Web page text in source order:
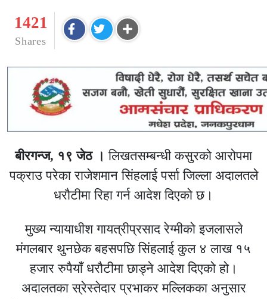
1421
Shares
बीरगन्ज, १९ जेठ । लिखतसम्बन्धी कसुरको आरोपमा
पक्राउ परेकाराजेशमान सिंहलाईपर्सा जिल्ला अदालतले
धरौटीमा रिहा गर्न आदेश दिएको छ।
मुख्य न्यायाधीशगायत्रीप्रसाद रेग्मीको इजलासले
मंगलबार थुनछेक बहसपछि सिंहलाई कुल ४ लाख १५
हजार रुपैयाँ धरौटीमा छाड्ने आदेश दिएको हो।
अदालतका स्रेस्तेदारप्रभाकर मल्लिकका अनुसार